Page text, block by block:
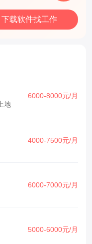
下载软件找工作
上地
6000-8000元/月
4000-7500元/月
6000-7000元/月
5000-6000元/月